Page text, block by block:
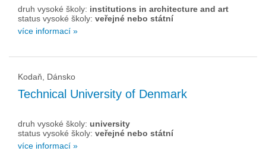
druh vysoké školy: institutions in architecture and art
status vysoké školy: veřejné nebo státní
více informací »
Kodaň, Dánsko
Technical University of Denmark
druh vysoké školy: university
status vysoké školy: veřejné nebo státní
více informací »